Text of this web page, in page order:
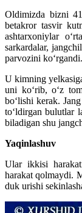
Oldimizda bizni
betakror tasvir
ashtarxoniylar
sarkardalar,
parvozini ko‘rgandi.
U kimning
uni ko‘rib, o‘z
bo‘lishi kerak.
to‘ldirgan bulutlar
biladigan shu
Yaqinlashuv
Ular ikkisi
harakat qolmaydi.
duk urishi